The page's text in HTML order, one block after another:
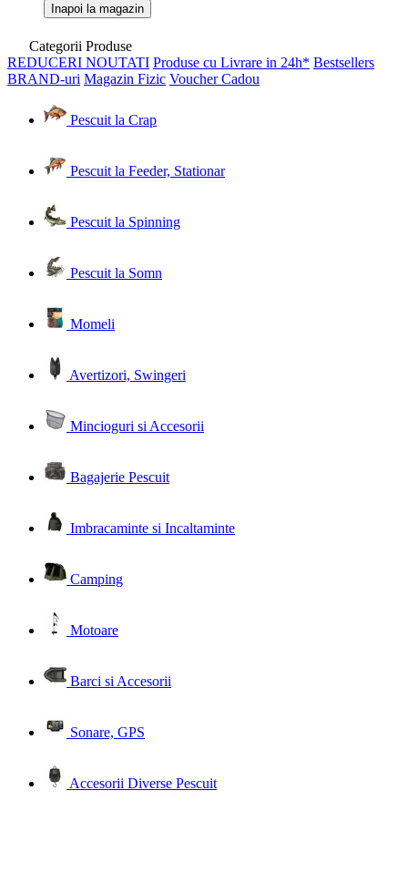
Inapoi la magazin
Categorii Produse
REDUCERI NOUTATI Produse cu Livrare in 24h* Bestsellers
BRAND-uri Magazin Fizic Voucher Cadou
Pescuit la Crap
Pescuit la Feeder, Stationar
Pescuit la Spinning
Pescuit la Somn
Momeli
Avertizori, Swingeri
Mincioguri si Accesorii
Bagajerie Pescuit
Imbracaminte si Incaltaminte
Camping
Motoare
Barci si Accesorii
Sonare, GPS
Accesorii Diverse Pescuit